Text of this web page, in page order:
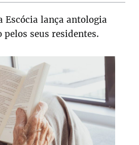
Escócia lança antologia
seus residentes.